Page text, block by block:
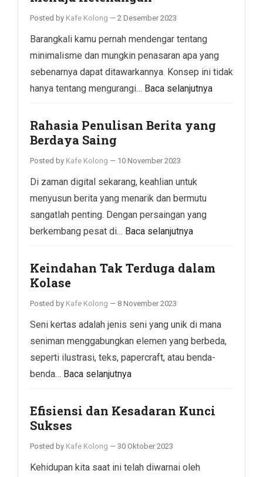
Posted by Kafe Kolong — 2 Desember 2023
Barangkali kamu pernah mendengar tentang
minimalisme dan mungkin penasaran apa yang
sebenarnya dapat ditawarkannya. Konsep ini tidak
hanya tentang mengurangi… Baca selanjutnya
Rahasia Penulisan Berita yang
Berdaya Saing
Posted by Kafe Kolong — 10 November 2023
Di zaman digital sekarang, keahlian untuk
menyusun berita yang menarik dan bermutu
sangatlah penting. Dengan persaingan yang
berkembang pesat di… Baca selanjutnya
Keindahan Tak Terduga dalam
Kolase
Posted by Kafe Kolong — 8 November 2023
Seni kertas adalah jenis seni yang unik di mana
seniman menggabungkan elemen yang berbeda,
seperti ilustrasi, teks, papercraft, atau benda-
benda… Baca selanjutnya
Efisiensi dan Kesadaran Kunci
Sukses
Posted by Kafe Kolong — 30 Oktober 2023
Kehidupan kita saat ini telah diwarnai oleh